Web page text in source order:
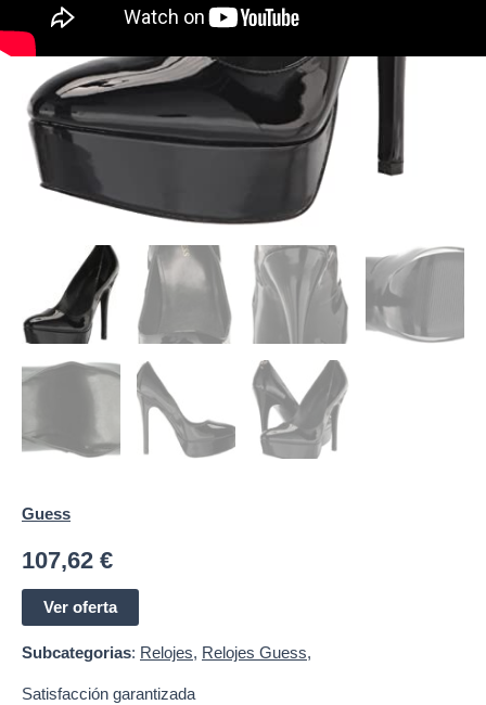
Guess
107,62 €
Ver oferta
Subcategorias: Relojes, Relojes Guess,
Satisfacción garantizada